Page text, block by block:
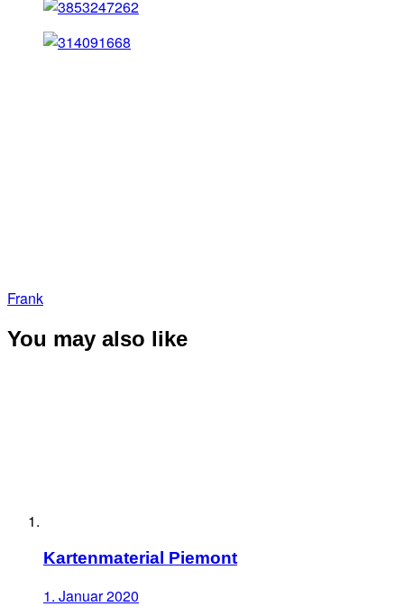
Frank
You may also like
Kartenmaterial Piemont
1. Januar 2020